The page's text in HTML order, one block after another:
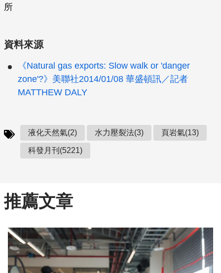
所
資料來源
《Natural gas exports: Slow walk or 'danger
zone'?》美聯社2014/01/08 華盛頓訊／記者
MATTHEW DALY
液化天然氣(2) 水力壓裂法(3) 頁岩氣(13)
科發月刊(5221)
推薦文章